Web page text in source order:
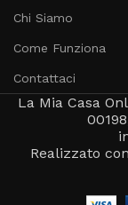
Chi Siamo
Come Funziona
Contattaci
La Mia Casa
Realizzato